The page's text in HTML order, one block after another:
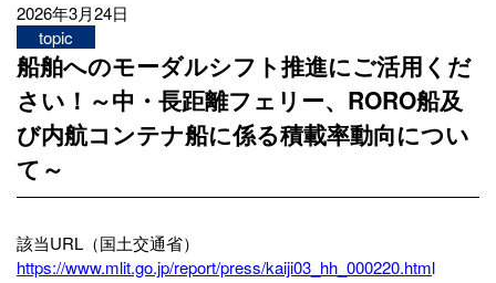
2026年3月24日
topic
船舶へのモーダルシフト推進にご活用くだ
さい！～中・長距離フェリー、RORO船及
び内航コンテナ船に係る積載率動向につい
て～
該当URL（国土交通省）
https://www.mlit.go.jp/report/press/kaiji03_hh_000220.html